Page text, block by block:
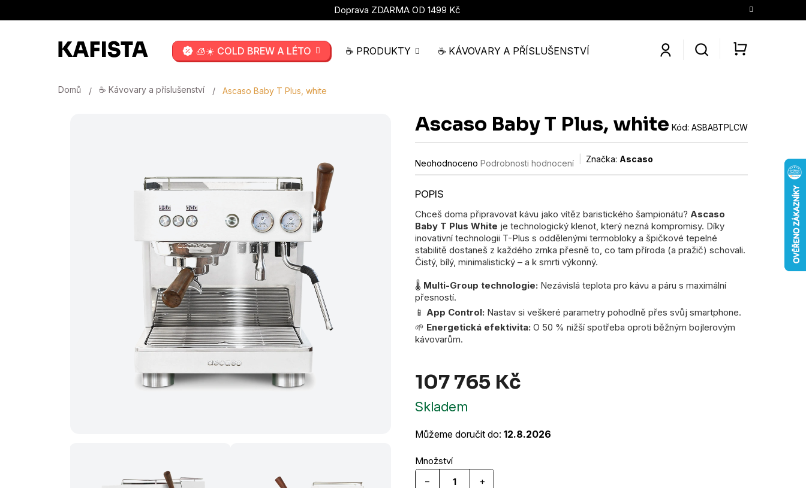
Doprava ZDARMA OD 1499 Kč
🧊☀️ COLD BREW A LÉTO ☕ PRODUKTY ☕ KÁVOVARY A PŘÍSLUŠENSTVÍ KONTAKTY O NÁS
Domů ☕ Kávovary a příslušenství Ascaso Baby T Plus, white
Ascaso Baby T Plus, white Kód: ASBABTPLCW
Průměrné
hodnocení
je
z
5
hvězdiček.
Neohodnoceno Podrobnosti hodnocení Značka: Ascaso
Chceš doma připravovat kávu jako vítěz baristického šampionátu? Ascaso
Baby T Plus White je technologický klenot, který nezná kompromisy. Díky
inovativní technologii T-Plus s oddělenými termobloky a špičkové tepelné
stabilitě dostaneš z každého zrnka přesně to, co tam příroda (a pražič) schovali.
Čistý, bílý, minimalistický – a k smrti výkonný.
🌡️ Multi-Group technologie: Nezávislá teplota pro kávu a páru s maximální
přesností.
📱 App Control: Nastav si veškeré parametry pohodlně přes svůj smartphone.
🌱 Energetická efektivita: O 50 % nižší spotřeba oproti běžným bojlerovým
kávovarům.
107 765 Kč
Skladem
Můžeme doručit do: 12.8.2026
+
−